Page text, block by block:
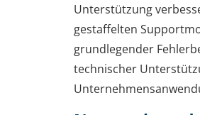
Unterstützung
gestaffelten
grundlegender
technischer